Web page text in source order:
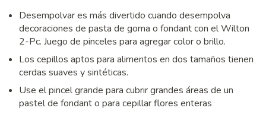
Desempolvar es más divertido cuando desempolva
decoraciones de pasta de goma o fondant con el Wilton
2-Pc. Juego de pinceles para agregar color o brillo.
Los cepillos aptos para alimentos en dos tamaños tienen
cerdas suaves y sintéticas.
Use el pincel grande para cubrir grandes áreas de un
pastel de fondant o para cepillar flores enteras